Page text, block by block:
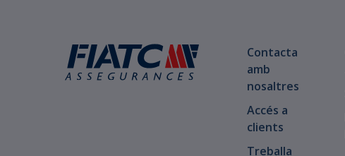
Contacta
amb
nosaltres
Accés a
clients
Treballa